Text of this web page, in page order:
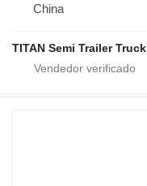
China
TITAN Semi Trailer Truck